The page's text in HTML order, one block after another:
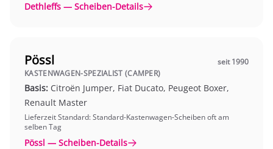
Dethleffs — Scheiben-Details
Pössl
seit 1990
KASTENWAGEN-SPEZIALIST (CAMPER)
Basis: Citroën Jumper, Fiat Ducato, Peugeot Boxer,
Renault Master
Lieferzeit Standard: Standard-Kastenwagen-Scheiben oft am
selben Tag
Pössl — Scheiben-Details